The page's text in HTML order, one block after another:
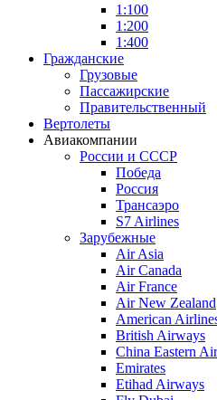
1:100
1:200
1:400
Гражданские
Грузовые
Пассажирские
Правительственный
Вертолеты
Авиакомпании
России и СССР
Победа
Россия
Трансаэро
S7 Airlines
Зарубежные
Air Asia
Air Canada
Air France
Air New Zealand
American
British Airways
China Eastern
Emirates
Etihad Airways